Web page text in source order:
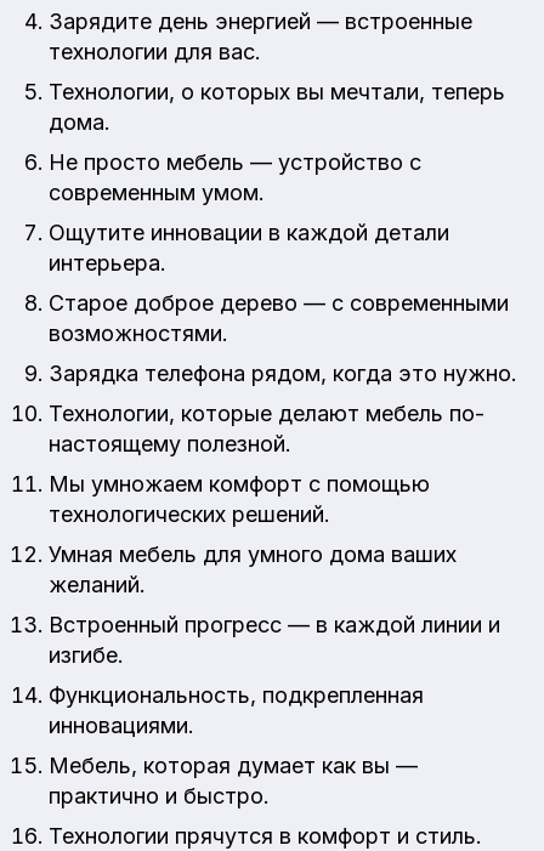
Зарядите день энергией — встроенные
технологии для вас.
Технологии, о которых вы мечтали, теперь
дома.
Не просто мебель — устройство с
современным умом.
Ощутите инновации в каждой детали
интерьера.
Старое доброе дерево — с современными
возможностями.
Зарядка телефона рядом, когда это нужно.
Технологии, которые делают мебель по-
настоящему полезной.
Мы умножаем комфорт с помощью
технологических решений.
Умная мебель для умного дома ваших
желаний.
Встроенный прогресс — в каждой линии и
изгибе.
Функциональность, подкрепленная
инновациями.
Мебель, которая думает как вы —
практично и быстро.
Технологии прячутся в комфорт и стиль.